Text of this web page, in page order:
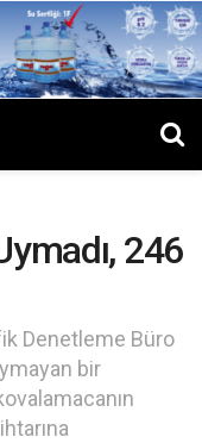
246
Denetleme Büro
bir